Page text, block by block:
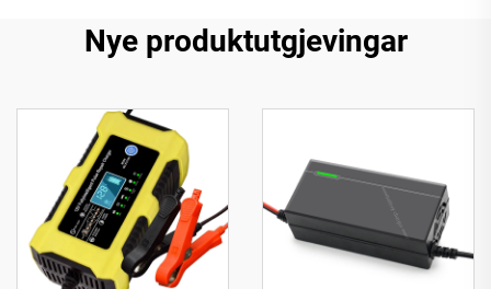
Nye produktutgjevingar